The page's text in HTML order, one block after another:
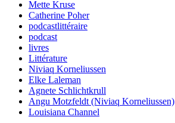
Mette Kruse
Catherine Poher
podcastlittéraire
podcast
livres
Littérature
Niviaq Korneliussen
Elke Laleman
Agnete Schlichtkrull
Angu Motzfeldt (Niviaq Korneliussen)
Louisiana Channel